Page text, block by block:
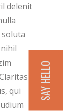
SAY HELLO
delenit
soluta
qui